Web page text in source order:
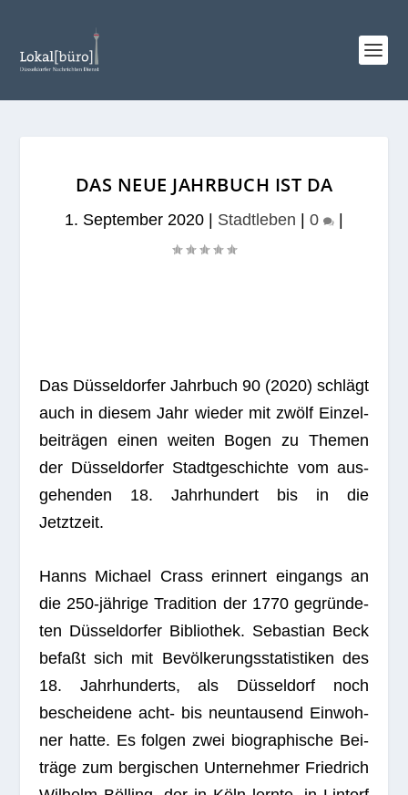
DAS NEUE JAHRBUCH IST DA
1. September 2020 Stadtleben 0
Das Düs­sel­dor­fer Jahr­buch 90 (2020) schlägt
auch in die­sem Jahr wie­der mit zwölf Ein­zel­
bei­trä­gen einen wei­ten Bogen zu The­men
der Düs­sel­dor­fer Stadt­ge­schichte vom aus­
ge­hen­den 18. Jahr­hun­dert bis in die
Jetztzeit.
Hanns Michael Crass erin­nert ein­gangs an
die 250-jäh­rige Tra­di­tion der 1770 gegrün­de­
ten Düs­sel­dor­fer Biblio­thek. Sebas­tian Beck
befaßt sich mit Bevöl­ke­rungs­sta­tis­ti­ken des
18. Jahr­hun­derts, als Düs­sel­dorf noch
beschei­dene acht- bis neun­tau­send Ein­woh­
ner hatte. Es fol­gen zwei bio­gra­phi­sche Bei­
träge zum ber­gi­schen Unter­neh­mer Fried­rich